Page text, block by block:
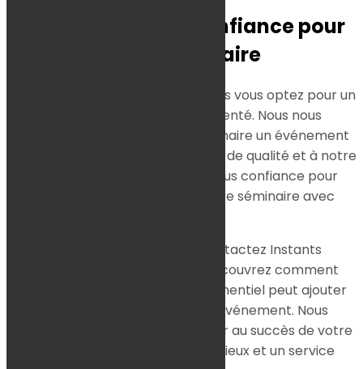
Un partenaire de confiance pour
votre séminaire
En choisissant Instants Gourmands vous optez pour un
partenaire fiable et expérimenté. Nous nous
engageons à faire de votre séminaire un événement
mémorable grâce à notre service de qualité et à notre
attention aux détails. Faites-nous confiance pour
gérer l’aspect culinaire de votre séminaire avec
Pour un séminaire réussi, contactez Instants
Gourmands dès aujourd’hui. Découvrez comment
notre service de traiteur événementiel peut ajouter
une touche spéciale à votre événement. Nous
sommes impatients de contribuer au succès de votre
séminaire avec des repas délicieux et un service